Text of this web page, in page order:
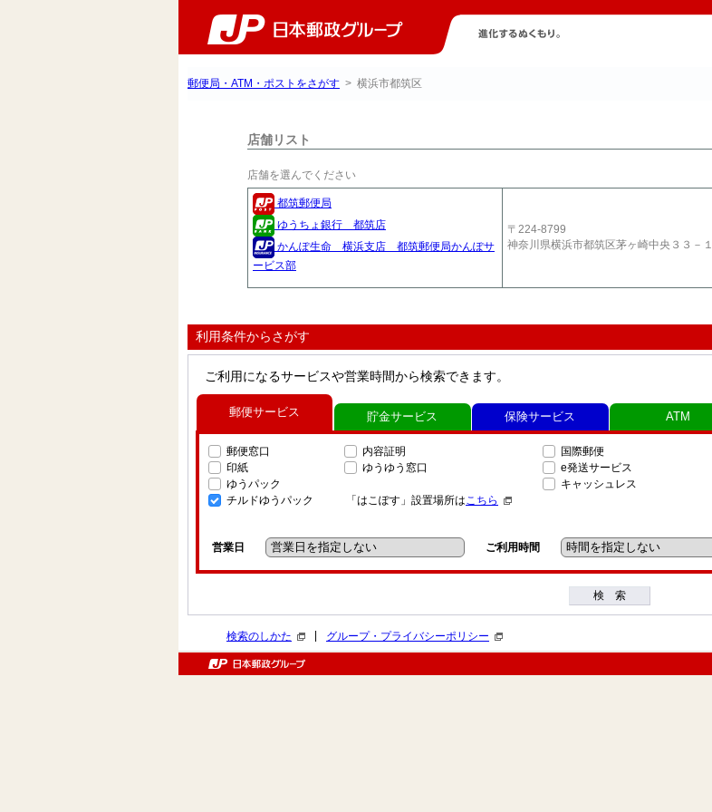
郵便局・ATM・ポストをさがす > 横浜市都筑区
店舗リスト
店舗を選んでください
都筑郵便局
ゆうちょ銀行 都筑店
かんぽ生命 横浜支店 都筑郵便局かんぽサ
ービス部
〒224-8799
神奈川県横浜市都筑区茅ヶ崎中央３３－１
利用条件からさがす
ご利用になるサービスや営業時間から検索できます。
郵便サービス
郵便窓口
印紙
ゆうパック
チルドゆうパック
内容証明
ゆうゆう窓口
「はこぽす」設置場所はこちら
国際郵便
e発送サービス
キャッシュレス
営業日 ご利用時間
貯金サービス 保険サービス ATM
検 索
検索のしかた グループ・プライバシーポリシー